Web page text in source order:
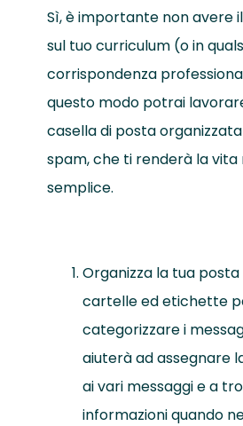
Sì, è importante non avere
sul tuo curriculum (o in
corrispondenza
questo modo potrai
casella di posta
spam, che ti renderà la vita
semplice.
Organizza la tua
cartelle ed etichette
categorizzare i
aiuterà ad assegnare
ai vari messaggi e a
informazioni quando